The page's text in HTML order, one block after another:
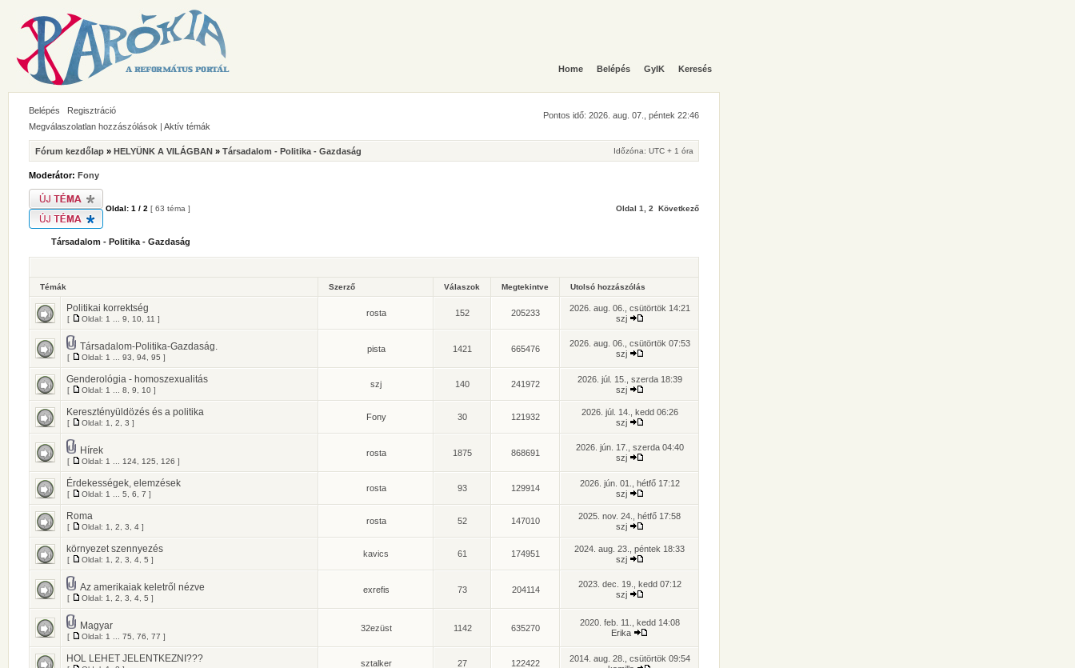
Home Belépés GyIK Keresés
Belépés Regisztráció
Pontos idő: 2026. aug. 07., péntek 22:46
Megválaszolatlan hozzászólások | Aktív témák
Fórum kezdőlap » HELYÜNK A VILÁGBAN » Társadalom - Politika - Gazdaság Időzóna: UTC + 1 óra
Moderátor: Fony
Oldal: 1 / 2 [ 63 téma ] Oldal 1 2 Következő
Társadalom - Politika - Gazdaság
Témák Szerző Válaszok Megtekintve Utolsó hozzászólás
Politikai korrektség
[ Oldal: 1 9 10 11 ]
rosta 152 205233
2026. aug. 06., csütörtök 14:21
szj
Társadalom-Politika-Gazdaság.
[ Oldal: 1 93 94 95 ]
pista 1421 665476
2026. aug. 06., csütörtök 07:53
szj
Genderológia - homoszexualitás
[ Oldal: 1 8 9 10 ]
szj 140 241972
2026. júl. 15., szerda 18:39
szj
Keresztényüldözés és a politika
[ Oldal: 1 2 3 ]
Fony 30 121932
2026. júl. 14., kedd 06:26
szj
Hírek
[ Oldal: 1 124 125 126 ]
rosta 1875 868691
2026. jún. 17., szerda 04:40
szj
Érdekességek, elemzések
[ Oldal: 1 5 6 7 ]
rosta 93 129914
2026. jún. 01., hétfő 17:12
szj
Roma
[ Oldal: 1 2 3 4 ]
rosta 52 147010
2025. nov. 24., hétfő 17:58
szj
környezet szennyezés
[ Oldal: 1 2 3 4 5 ]
kavics 61 174951
2024. aug. 23., péntek 18:33
szj
Az amerikaiak keletről nézve
[ Oldal: 1 2 3 4 5 ]
exrefis 73 204114
2023. dec. 19., kedd 07:12
szj
Magyar
[ Oldal: 1 75 76 77 ]
32ezüst 1142 635270
2020. feb. 11., kedd 14:08
Erika
HOL LEHET JELENTKEZNI??? sztalker 27 122422
2014. aug. 28., csütörtök 09:54